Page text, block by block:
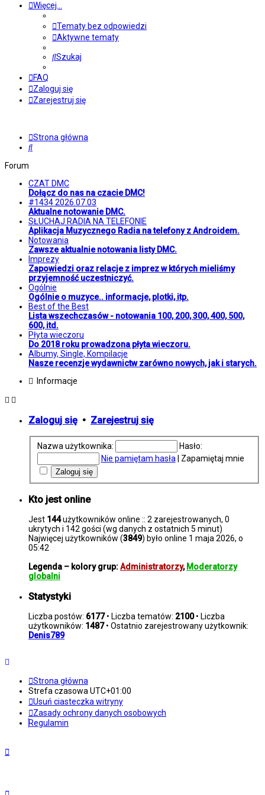
Więcej…
Tematy bez odpowiedzi
Aktywne tematy
Szukaj
FAQ
Zaloguj się
Zarejestruj się
Strona główna
Szukaj
Forum
CZAT DMC
Dołącz do nas na czacie DMC!
#1434 2026.07.03
Aktualne notowanie DMC.
SŁUCHAJ RADIA NA TELEFONIE
Aplikacja Muzycznego Radia na telefony z Androidem.
Notowania
Zawsze aktualnie notowania listy DMC.
Imprezy
Zapowiedzi oraz relacje z imprez w których mieliśmy
przyjemność uczestniczyć.
Ogólnie
Ogólnie o muzyce.. informacje, plotki, itp.
Best of the Best
Lista wszechczasów - notowania 100, 200, 300, 400, 500,
600, itd.
Płyta wieczoru
Do 2018 roku prowadzona płyta wieczoru.
Albumy, Single, Kompilacje
Nasze recenzje wydawnictw zarówno nowych, jak i starych.
Informacje
Zaloguj się • Zarejestruj się
Nazwa użytkownika:
Hasło:
Nie pamiętam hasła
Zapamiętaj mnie
Kto jest online
Jest 144użytkowników online :: 2 zarejestrowanych, 0
ukrytych i 142 gości (wg danych z ostatnich 5 minut)
Najwięcej użytkowników (3849) było online 1 maja 2026, o
05:42
Legenda – kolory grup:Administratorzy, Moderatorzy
globalni
Statystyki
Liczba postów: 6177• Liczba tematów: 2100• Liczba
użytkowników: 1487• Ostatnio zarejestrowany użytkownik:
Denis789
Strona główna
Strefa czasowa UTC+01:00
Usuń ciasteczka witryny
Zasady ochrony danych osobowych
Regulamin